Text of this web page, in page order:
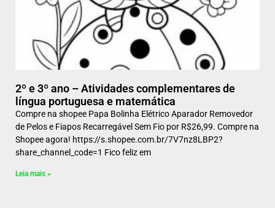
2º e 3º ano – Atividades complementares de
língua portuguesa e matemática
Compre na shopee Papa Bolinha Elétrico Aparador Removedor
de Pelos e Fiapos Recarregável Sem Fio por R$26,99. Compre na
Shopee agora! https://s.shopee.com.br/7V7nz8LBP2?
share_channel_code=1 Fico feliz em
Leia mais »